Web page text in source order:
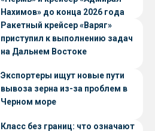
Нахимов» до конца 2026 года
Ракетный крейсер «Варяг»
приступил к выполнению задач
на Дальнем Востоке
Экспортеры ищут новые пути
вывоза зерна из-за проблем в
Черном море
Класс без границ: что означают